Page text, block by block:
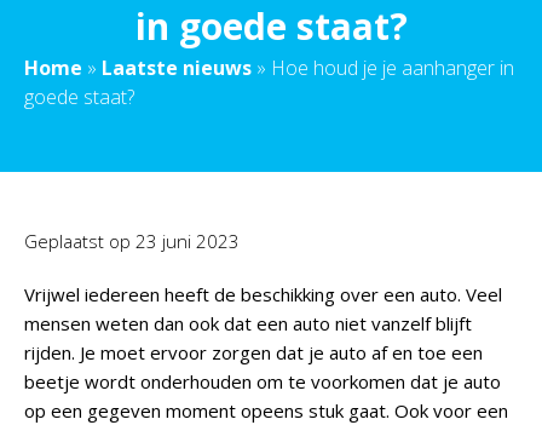
in goede staat?
Home » Laatste nieuws » Hoe houd je je aanhanger in
goede staat?
Geplaatst op 23 juni 2023
Vrijwel iedereen heeft de beschikking over een auto. Veel
mensen weten dan ook dat een auto niet vanzelf blijft
rijden. Je moet ervoor zorgen dat je auto af en toe een
beetje wordt onderhouden om te voorkomen dat je auto
op een gegeven moment opeens stuk gaat. Ook voor een